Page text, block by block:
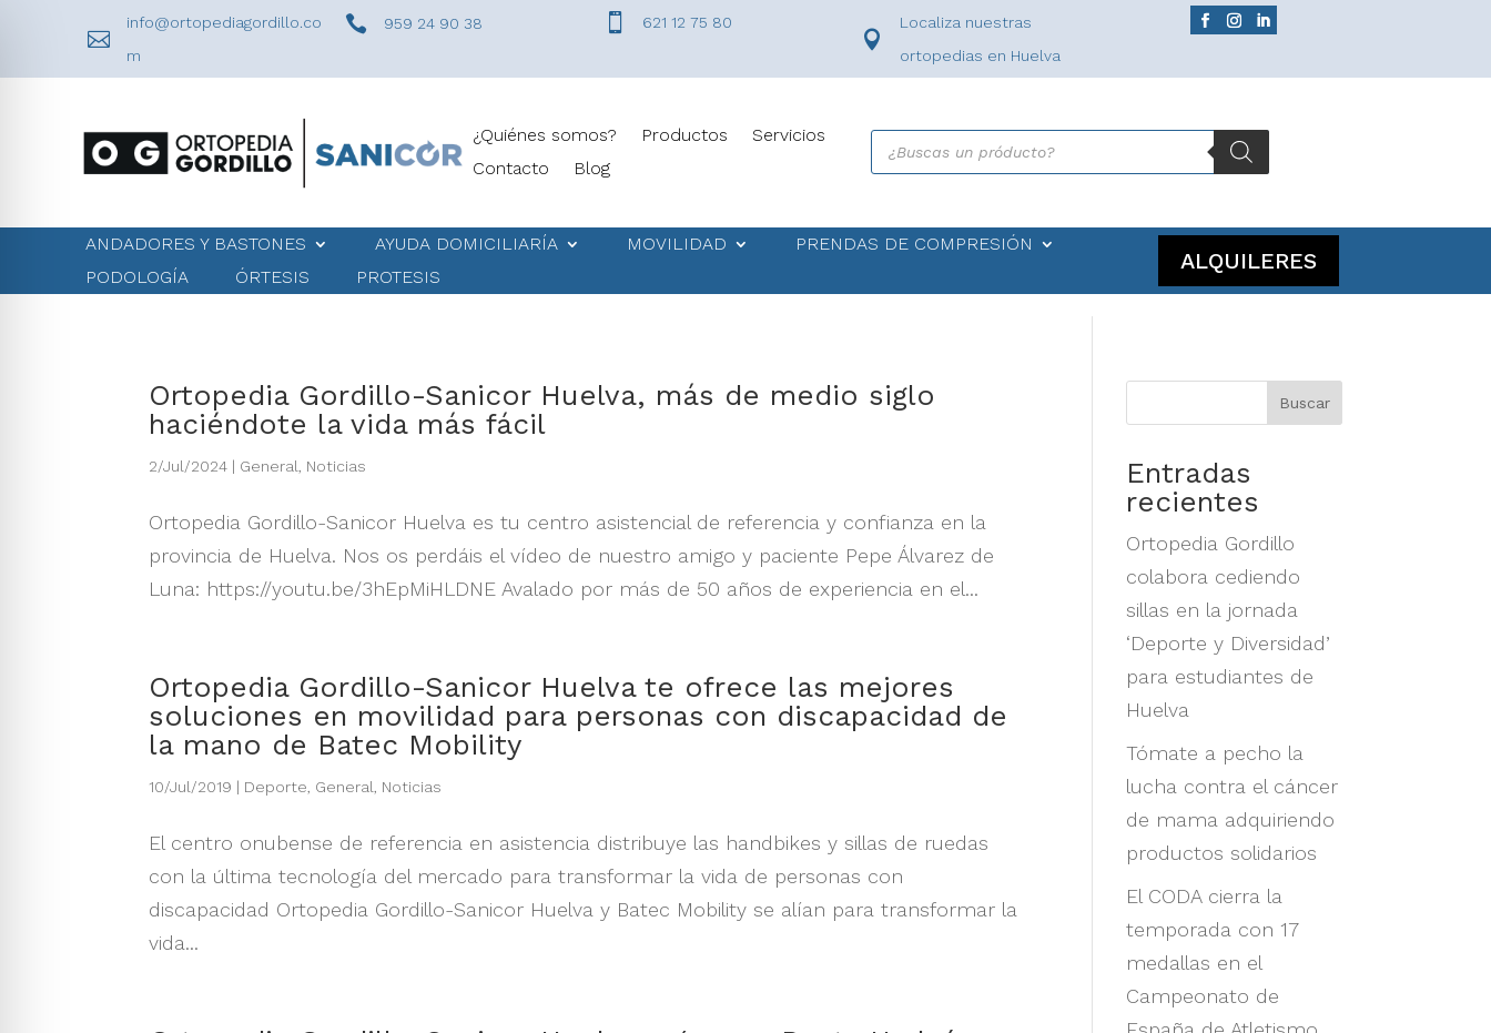

info@ortopediagordillo.co
m
 959 24 90 38  621 12 75 80

Localiza nuestras
ortopedias en Huelva
¿Quiénes somos? Productos
Servicios
Contacto
Blog
Búsqueda
de
productos
ANDADORES Y BASTONES AYUDA DOMICILIARÍA MOVILIDAD
PRENDAS DE COMPRESIÓN
PODOLOGÍA
ÓRTESIS PROTESIS
ALQUILERES
Ortopedia Gordillo-Sanicor Huelva, más de medio siglo
haciéndote la vida más fácil
2/Jul/2024 | General Noticias
Ortopedia Gordillo-Sanicor Huelva es tu centro asistencial de referencia y confianza en la
provincia de Huelva. Nos os perdáis el vídeo de nuestro amigo y paciente Pepe Álvarez de
Luna: https://youtu.be/3hEpMiHLDNE Avalado por más de 50 años de experiencia en el...
Ortopedia Gordillo-Sanicor Huelva te ofrece las mejores
soluciones en movilidad para personas con discapacidad de
la mano de Batec Mobility
10/Jul/2019 | Deporte General Noticias
El centro onubense de referencia en asistencia distribuye las handbikes y sillas de ruedas
con la última tecnología del mercado para transformar la vida de personas con
discapacidad Ortopedia Gordillo-Sanicor Huelva y Batec Mobility se alían para transformar la
vida...
Buscar
Entradas
recientes
Ortopedia Gordillo
colabora cediendo
sillas en la jornada
‘Deporte y Diversidad’
para estudiantes de
Huelva
Tómate a pecho la
lucha contra el cáncer
de mama adquiriendo
productos solidarios
El CODA cierra la
temporada con 17
medallas en el
Campeonato de